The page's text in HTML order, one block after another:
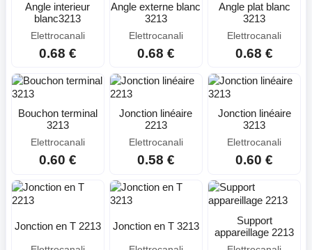
Angle interieur
blanc3213
Elettrocanali
0.68 €
Angle externe blanc
3213
Elettrocanali
0.68 €
Angle plat blanc
3213
Elettrocanali
0.68 €
Bouchon terminal
3213
Elettrocanali
0.60 €
Jonction linéaire
2213
Elettrocanali
0.58 €
Jonction linéaire
3213
Elettrocanali
0.60 €
Jonction en T 2213 Jonction en T 3213
Support
appareillage 2213